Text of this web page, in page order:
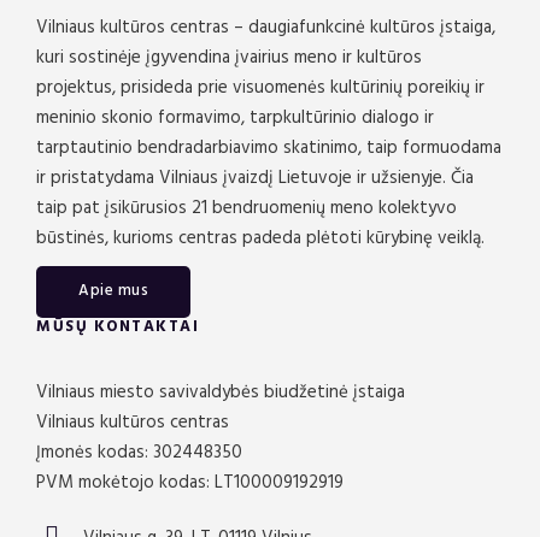
Vilniaus kultūros centras – daugiafunkcinė kultūros įstaiga,
kuri sostinėje įgyvendina įvairius meno ir kultūros
projektus, prisideda prie visuomenės kultūrinių poreikių ir
meninio skonio formavimo, tarpkultūrinio dialogo ir
tarptautinio bendradarbiavimo skatinimo, taip formuodama
ir pristatydama Vilniaus įvaizdį Lietuvoje ir užsienyje. Čia
taip pat įsikūrusios 21 bendruomenių meno kolektyvo
būstinės, kurioms centras padeda plėtoti kūrybinę veiklą.
Apie mus
MŪSŲ KONTAKTAI
Vilniaus miesto savivaldybės biudžetinė įstaiga
Vilniaus kultūros centras
Įmonės kodas: 302448350
PVM mokėtojo kodas: LT100009192919